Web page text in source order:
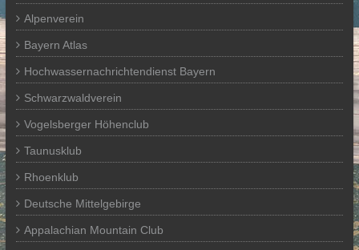
Alpenverein
Bayern Atlas
Hochwassernachrichtendienst Bayern
Schwarzwaldverein
Vogelsberger Höhenclub
Taunusklub
Rhoenklub
Deutsche Mittelgebirge
Appalachian Mountain Club